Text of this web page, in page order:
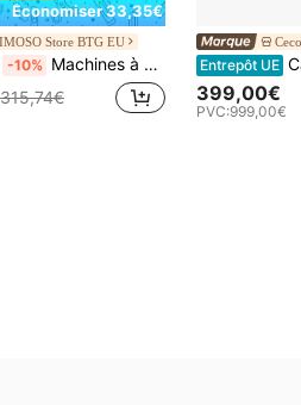
Économiser 33,35€
Store BTG EU
-10% Machines à glaçons
315,74€
Entrepôt UE Cafetière à capsules
399,00€
PVC:999,00€